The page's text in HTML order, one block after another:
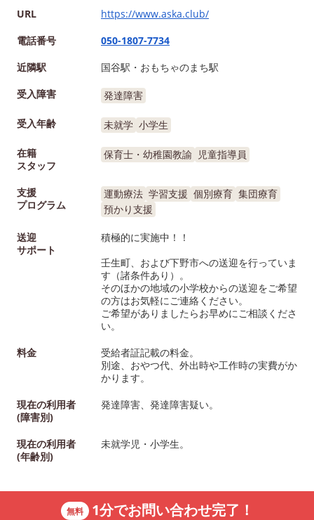
🚙店舗近隣地域送迎実施
URL
https://www.aska.club/
電話番号
050-1807-7734
近隣駅
国谷駅・おもちゃのまち駅
受入障害
発達障害
受入年齢 未就学 小学生
在籍
スタッフ
保育士・幼稚園教諭 児童指導員
支援
プログラム
運動療法 学習支援 個別療育 集団療育
預かり支援
送迎
サポート
積極的に実施中！！
壬生町、および下野市への送迎を行っていま
す（諸条件あり）。
そのほかの地域の小学校からの送迎をご希望
の方はお気軽にご連絡ください。
ご希望がありましたらお早めにご相談くださ
い。
料金
受給者証記載の料金。
別途、おやつ代、外出時や工作時の実費がか
かります。
現在の利用者
(障害別)
発達障害、発達障害疑い。
現在の利用者
(年齢別)
未就学児・小学生。
無料 1分でお問い合わせ完了！